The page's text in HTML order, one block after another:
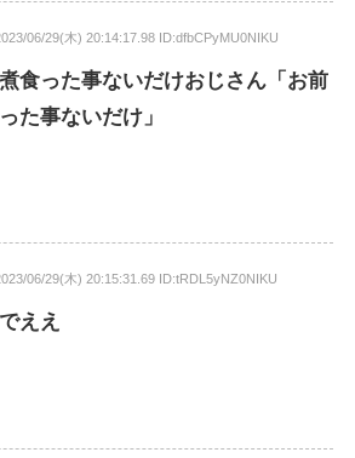
06/29(木) 20:14:17.98 ID:dfbCPyMU0NIKU
食った事ないだけおじさん「お前
た事ないだけ」
06/29(木) 20:15:31.69 ID:tRDL5yNZ0NIKU
ええ